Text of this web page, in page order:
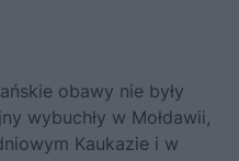
obawy nie były
wybuchły w Mołdawii,
Kaukazie i w